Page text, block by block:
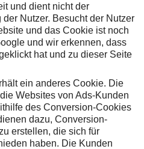
und dient nicht der
Nutzer. Besucht der Nutzer
und das Cookie ist noch
und wir erkennen, dass
hat und zu dieser Seite
ein anderes Cookie. Die
Websites von Ads-Kunden
des Conversion-Cookies
dazu, Conversion-
erstellen, die sich für
haben. Die Kunden